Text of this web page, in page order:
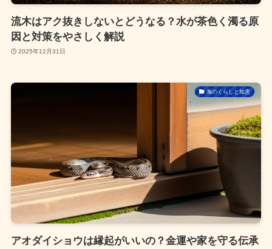
流木はアク抜きしないとどうなる？水が茶色く濁る原
因と対策をやさしく解説
2025年12月31日
海のくらしと知恵
アオダイショウは縁起がいいの？金運や家を守る伝承